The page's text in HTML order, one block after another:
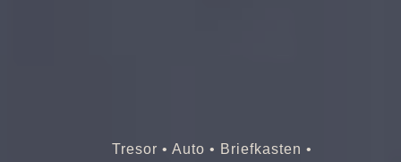
Tresor • Auto • Briefkasten •